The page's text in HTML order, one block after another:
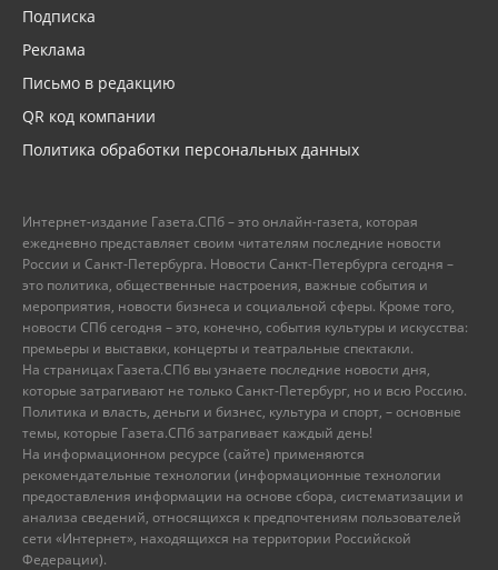
Подписка
Реклама
Письмо в редакцию
QR код компании
Политика обработки персональных данных
Интернет-издание Газета.СПб – это онлайн-газета, которая
ежедневно представляет своим читателям последние новости
России и Санкт-Петербурга. Новости Санкт-Петербурга сегодня –
это политика, общественные настроения, важные события и
мероприятия, новости бизнеса и социальной сферы. Кроме того,
новости СПб сегодня – это, конечно, события культуры и искусства:
премьеры и выставки, концерты и театральные спектакли.
На страницах Газета.СПб вы узнаете последние новости дня,
которые затрагивают не только Санкт-Петербург, но и всю Россию.
Политика и власть, деньги и бизнес, культура и спорт, – основные
темы, которые Газета.СПб затрагивает каждый день!
На информационном ресурсе (сайте) применяются
рекомендательные технологии (информационные технологии
предоставления информации на основе сбора, систематизации и
анализа сведений, относящихся к предпочтениям пользователей
сети «Интернет», находящихся на территории Российской
Федерации).